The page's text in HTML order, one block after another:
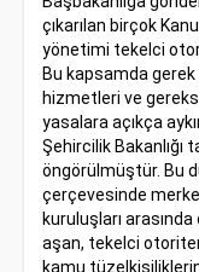
çıkarılan birçok
yönetimi tekelci
Bu kapsamda gerek
hizmetleri ve
yasalara açıkça
Şehircilik Bakanlığı
öngörülmüştür. Bu
çerçevesinde
kuruluşları
aşan, tekelci otoriter
kamu